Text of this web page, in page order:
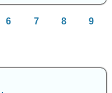
6 7 8 9